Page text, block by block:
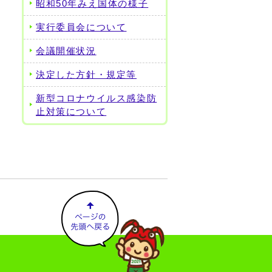
昭和50年みえ国体の様子
実行委員会について
会議開催状況
決定した方針・規定等
新型コロナウイルス感染防
止対策について